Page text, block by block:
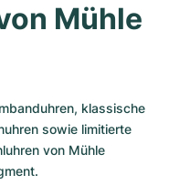
Mühle
klassische
sowie limitierte
von Mühle